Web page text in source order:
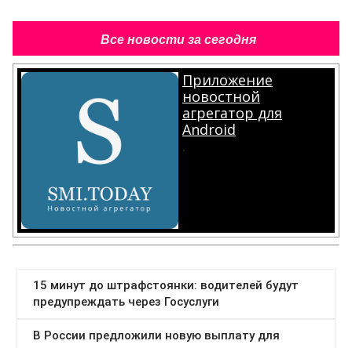
Все новости за сегодня
Приложение
новостной
агрегатор для
Android
.